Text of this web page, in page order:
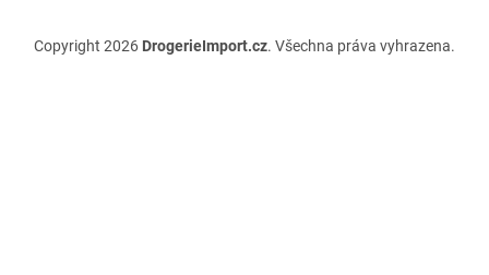
Copyright 2026 DrogerieImport.cz. Všechna práva vyhrazena.